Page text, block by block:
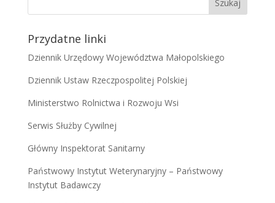
Przydatne linki
Dziennik Urzędowy Województwa Małopolskiego
Dziennik Ustaw Rzeczpospolitej Polskiej
Ministerstwo Rolnictwa i Rozwoju Wsi
Serwis Służby Cywilnej
Główny Inspektorat Sanitarny
Państwowy Instytut Weterynaryjny – Państwowy
Instytut Badawczy